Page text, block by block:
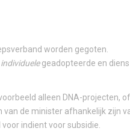
worden gegoten.
individuelegeadopteerde en diens
alleen DNA-projecten, of
de minister afhankelijk zijn
indient voor subsidie.